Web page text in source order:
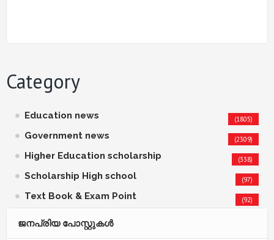
Category
Education news (1805)
Government news (2309)
Higher Education scholarship (338)
Scholarship High school (97)
Text Book & Exam Point (92)
ജനപ്രിയ പോസ്റ്റുകള്‍‌